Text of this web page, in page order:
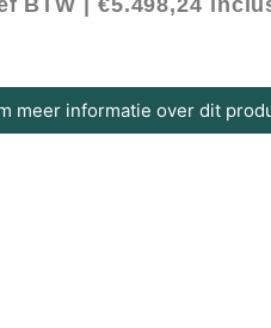
meer informatie over dit